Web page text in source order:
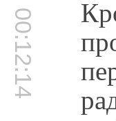
00:12:14